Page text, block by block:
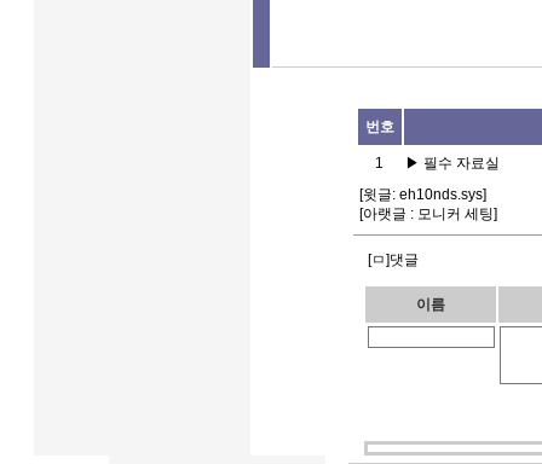
번호
1 ▶ 필수 자료실
[윗글: eh10nds.sys]
[아랫글 : 모니커 세팅]
[ㅁ]댓글
이름